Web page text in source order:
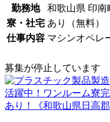
勤務地
和歌山県 印南
寮・社宅 あり（無料）
仕事内容 マシンオペレ
募集が停止しています